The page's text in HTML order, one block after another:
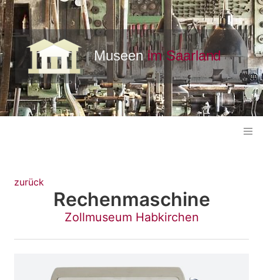
zurück
Rechenmaschine
Zollmuseum Habkirchen